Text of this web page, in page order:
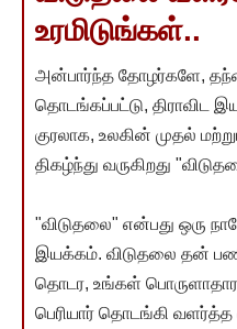
உரமிடுங்கள்..
அன்பார்ந்த தோழர்களே,
தொடங்கப்பட்டு, திராவிட
குரலாக, உலகின் முதல்
திகழ்ந்து வருகிறது
"விடுதலை" என்பது ஒரு
இயக்கம். விடுதலை தன்
தொடர, உங்கள் பொருளாதார
பெரியார் தொடங்கி வளர்த்த